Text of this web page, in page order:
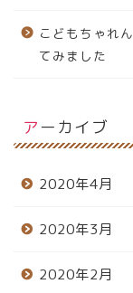
こどもちゃれ
てみました
アーカイブ
2020年4月
2020年3月
2020年2月